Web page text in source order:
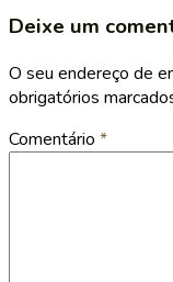
Deixe um
O seu endereço de
obrigatórios
Comentário *